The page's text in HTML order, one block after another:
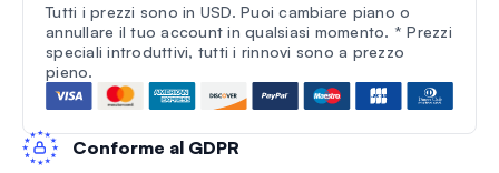
Tutti i prezzi sono in USD. Puoi cambiare piano o
annullare il tuo account in qualsiasi momento. * Prezzi
speciali introduttivi, tutti i rinnovi sono a prezzo
pieno.
Conforme al GDPR